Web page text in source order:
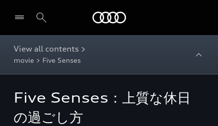
View all contents >
movie > Five Senses
Five Senses：上質な休日
の過ごし方